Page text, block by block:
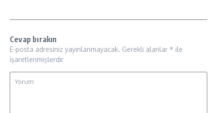
Cevap bırakın
E-posta adresiniz yayınlanmayacak. Gerekli alanlar * ile
işaretlenmişlerdir